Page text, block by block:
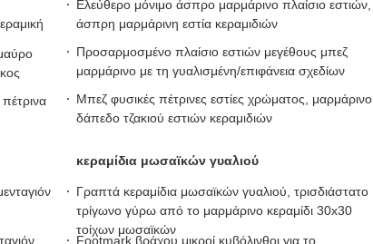
Ελεύθερο μόνιμο άσπρο μαρμάρινο πλαίσιο εστιών,
άσπρη μαρμάρινη εστία κεραμιδιών
Προσαρμοσμένο πλαίσιο εστιών μεγέθους μπεζ
μαρμάρινο με τη γυαλισμένη/επιφάνεια σχεδίων
Μπεζ φυσικές πέτρινες εστίες χρώματος, μαρμάρινο
δάπεδο τζακιού εστιών κεραμιδιών
κεραμίδια μωσαϊκών γυαλιού
Γραπτά κεραμίδια μωσαϊκών γυαλιού, τρισδιάστατο
τρίγωνο γύρω από το μαρμάρινο κεραμίδι 30x30
τοίχων μωσαϊκών
Footmark βράχου μικροί κυβόλινθοι για το